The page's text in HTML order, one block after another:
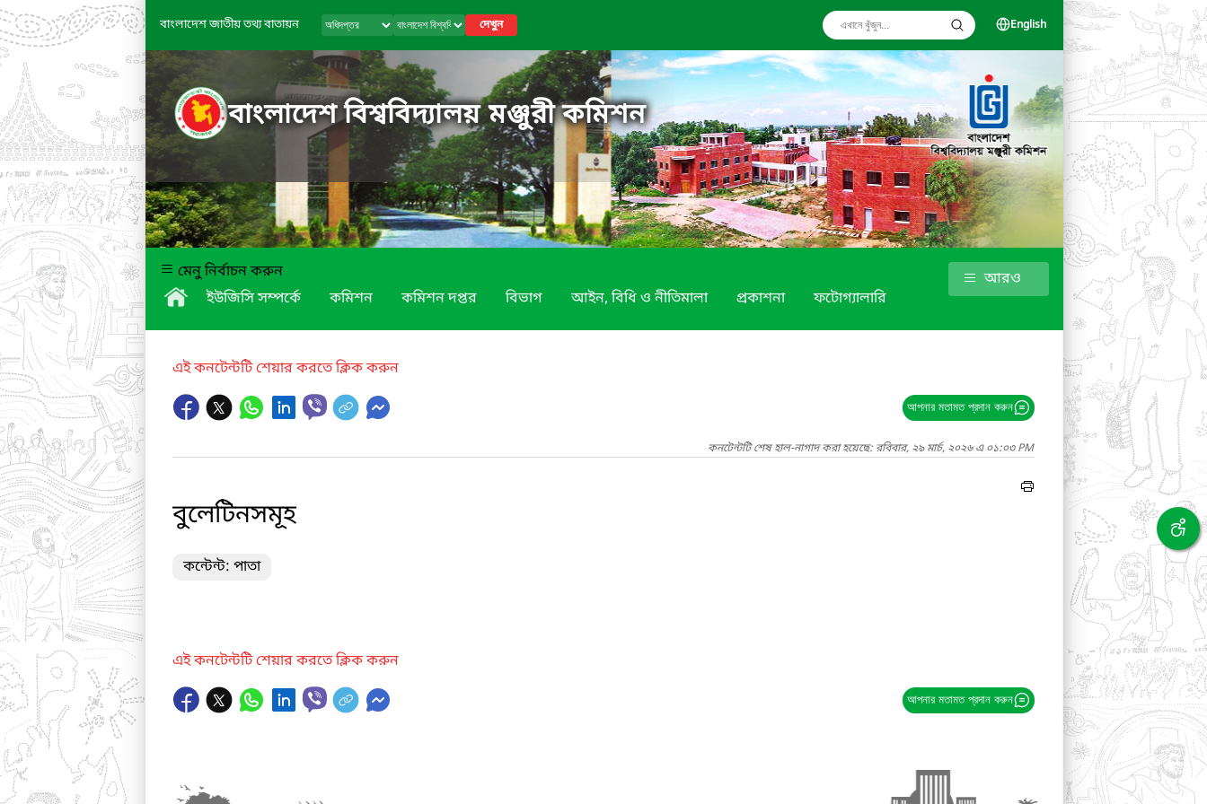
বাংলাদেশ জাতীয় তথ্য বাতায়ন দেখুন English
বাংলাদেশ বিশ্ববিদ্যালয় মঞ্জুরী কমিশন
মেনু নির্বাচন করুন
ইউজিসি সম্পর্কে
কমিশন কমিশন দপ্তর বিভাগ আইন, বিধি ও নীতিমালা প্রকাশনা ফটোগ্যালারি
আরও
এই কনটেন্টটি শেয়ার করতে ক্লিক করুন
আপনার মতামত প্রদান করুন
কনটেন্টটি শেষ হাল-নাগাদ করা হয়েছে: রবিবার, ২৯ মার্চ, ২০২৬ এ ০১:০৩ PM
বুলেটিনসমূহ
কন্টেন্ট: পাতা
এই কনটেন্টটি শেয়ার করতে ক্লিক করুন
আপনার মতামত প্রদান করুন